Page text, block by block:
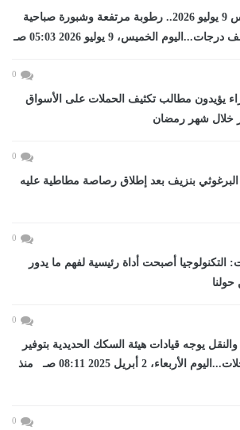
طقس الخميس 9 يوليو 2026.. رطوبة مرتفعة وشبورة صباحية
الخميس، 9 يوليو 2026 05:03 صـ
0
يؤيدون مطالب تكثيف الحملات على الأسواق
خلال شهر رمضان
0
البرغوثي بنزيف بعد إطلاق رصاصة مطاطية عليه
0
التكنولوجيا أصبحت أداة رئيسية لفهم ما يدور
0
يوجه قيادات هيئة السكك الحديدية بتوفير
أماكن في رحلات...اليوم الأربعاء، 2 أبريل 2025 08:11 صـ منذ
0